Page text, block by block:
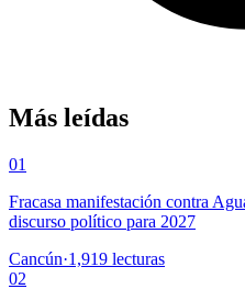
Más leídas
01
Fracasa manifestación contra
discurso político para 2027
Cancún·1,919 lecturas
02